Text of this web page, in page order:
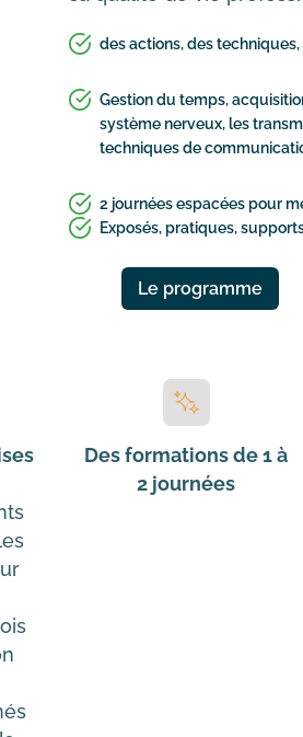
des actions, des
Gestion du temps,
système nerveux, les
techniques de
2 journées espacées pour
Exposés, pratiques,
Le programme
Des formations de 1 à
2 journées